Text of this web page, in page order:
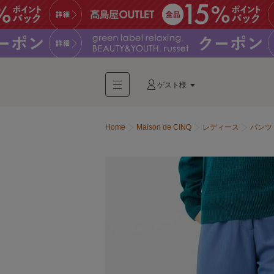
ゲスト様
Home Maison de CINQ レディース パンツ